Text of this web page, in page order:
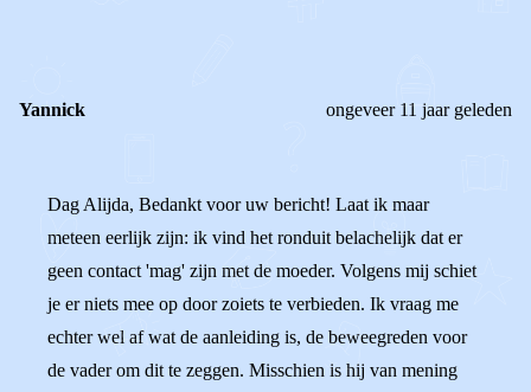
Yannick ongeveer 11 jaar geleden
Dag Alijda, Bedankt voor uw bericht! Laat ik maar
meteen eerlijk zijn: ik vind het ronduit belachelijk dat er
geen contact 'mag' zijn met de moeder. Volgens mij schiet
je er niets mee op door zoiets te verbieden. Ik vraag me
echter wel af wat de aanleiding is, de beweegreden voor
de vader om dit te zeggen. Misschien is hij van mening